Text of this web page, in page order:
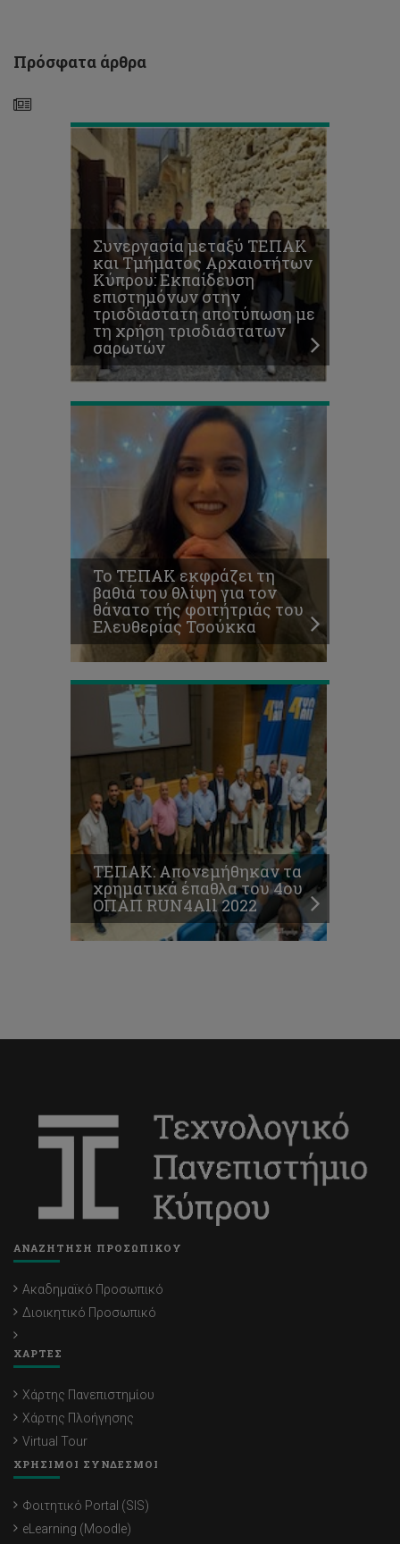
Πρόσφατα άρθρα
χρήση
τρισδιάστατων
Συνεργασία μεταξύ ΤΕΠΑΚ
και Τμήματος Αρχαιοτήτων
Κύπρου: Εκπαίδευση
επιστημόνων στην
τρισδιάστατη αποτύπωση με
τη χρήση τρισδιάστατων
σαρωτών
Το
ΤΕΠΑΚ
εκφράζει
τη
βαθιά
του
θλίψη
για
τον
θάνατο
τής
φοιτήτριάς
του
Ελευθερίας
Τσούκκα
Το ΤΕΠΑΚ εκφράζει τη
βαθιά του θλίψη για τον
θάνατο τής φοιτήτριάς του
Ελευθερίας Τσούκκα
ΤΕΠΑΚ:
Απονεμήθηκαν
χρηματικά
έπαθλα
του
4ου
ΟΠΑΠ
RUN4All
2022
ΤΕΠΑΚ: Απονεμήθηκαν τα
χρηματικά έπαθλα του 4ου
ΟΠΑΠ RUN4All 2022
ΑΝΑΖΗΤΗΣΗ ΠΡΟΣΩΠΙΚΟΥ
Ακαδημαϊκό Προσωπικό
Διοικητικό Προσωπικό
ΧΑΡΤΕΣ
Χάρτης Πανεπιστημίου
Χάρτης Πλοήγησης
Virtual Tour
ΧΡΗΣΙΜΟΙ ΣΥΝΔΕΣΜΟΙ
Φοιτητικό Portal (SIS)
eLearning (Moodle)